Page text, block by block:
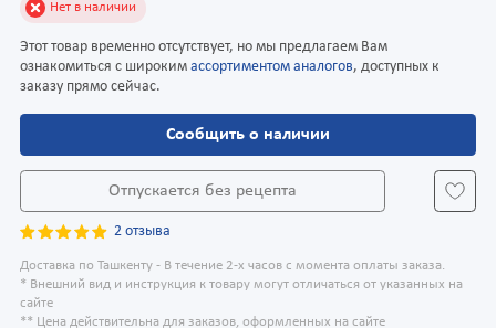
Нет в наличии
Этот товар временно отсутствует, но мы предлагаем Вам
ознакомиться с широким ассортиментом аналогов, доступных к
заказу прямо сейчас.
Сообщить о наличии
Отпускается без рецепта
2 отзыва
Доставка по Ташкенту - В течение 2-х часов с момента оплаты заказа.
* Внешний вид и инструкция к товару могут отличаться от указанных на
сайте
** Цена действительна для заказов, оформленных на сайте